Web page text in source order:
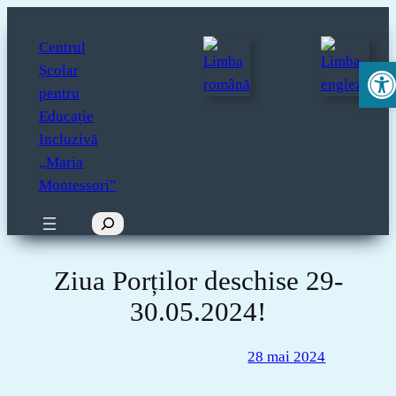
conținut
Centrul
Școlar
pentru
Educație
Incluzivă
„Maria
Montessori”
Caută
Ziua Porților deschise 29-
30.05.2024!
28 mai 2024